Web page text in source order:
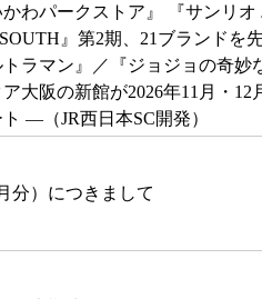
わパークストア』 『サンリ
』第2期、21ブランドを
ラマン』／『ジョジョの奇
大阪の新館が2026年11月・12
—（JR西日本SC開発）
分）につきまして